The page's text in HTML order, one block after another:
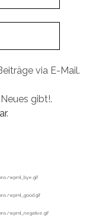
via E-Mail.
gibt!.
.